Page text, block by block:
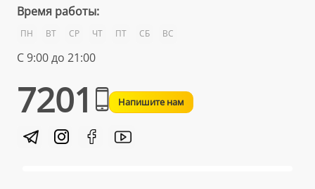
Время работы:
ПН ВТ СР ЧТ ПТ СБ ВС
С 9:00 до 21:00
7201 Напишите нам